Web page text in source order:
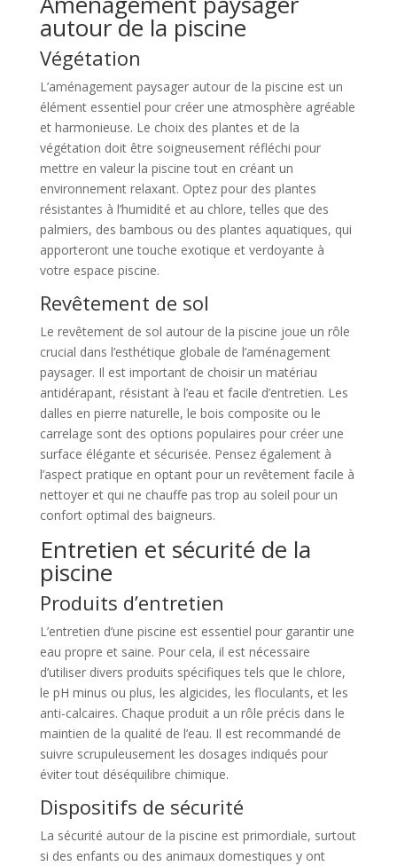
autour de la piscine
Végétation
L’aménagement paysager autour de la piscine est un
élément essentiel pour créer une atmosphère agréable
et harmonieuse. Le choix des plantes et de la
végétation doit être soigneusement réfléchi pour
mettre en valeur la piscine tout en créant un
environnement relaxant. Optez pour des plantes
résistantes à l’humidité et au chlore, telles que des
palmiers, des bambous ou des plantes aquatiques, qui
apporteront une touche exotique et verdoyante à
votre espace piscine.
Revêtement de sol
Le revêtement de sol autour de la piscine joue un rôle
crucial dans l’esthétique globale de l’aménagement
paysager. Il est important de choisir un matériau
antidérapant, résistant à l’eau et facile d’entretien. Les
dalles en pierre naturelle, le bois composite ou le
carrelage sont des options populaires pour créer une
surface élégante et sécurisée. Pensez également à
l’aspect pratique en optant pour un revêtement facile à
nettoyer et qui ne chauffe pas trop au soleil pour un
confort optimal des baigneurs.
Entretien et sécurité de la
piscine
Produits d’entretien
L’entretien d’une piscine est essentiel pour garantir une
eau propre et saine. Pour cela, il est nécessaire
d’utiliser divers produits spécifiques tels que le chlore,
le pH minus ou plus, les algicides, les floculants, et les
anti-calcaires. Chaque produit a un rôle précis dans le
maintien de la qualité de l’eau. Il est recommandé de
suivre scrupuleusement les dosages indiqués pour
éviter tout déséquilibre chimique.
Dispositifs de sécurité
La sécurité autour de la piscine est primordiale, surtout
si des enfants ou des animaux domestiques y ont